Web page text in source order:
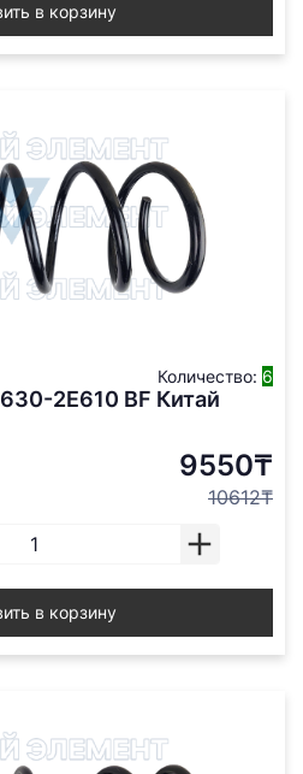
в корзину
Количество: 6
2E610 BF Китай
9550₸
10612₸
в корзину